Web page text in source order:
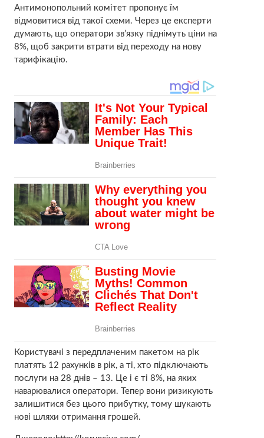
Антимонопольний комітет пропонує їм
відмовитися від такої схеми. Через це експерти
думають, що оператори зв’язку піднімуть ціни на
8%, щоб закрити втрати від переходу на нову
тарифікацію.
Користувачі з передплаченим пакетом на рік
платять 12 рахунків в рік, а ті, хто підключають
послуги на 28 днів – 13. Це і є ті 8%, на яких
наварювалися оператори. Тепер вони ризикують
залишитися без цього прибутку, тому шукають
нові шляхи отримання грошей.